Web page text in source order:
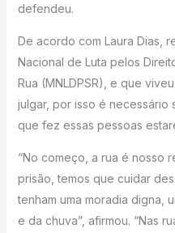
defendeu.
De acordo com Laura Dias,
Nacional de Luta pelos
Rua (MNLDPSR), e que
julgar, por isso é necessário
que fez essas pessoas
“No começo, a rua é nosso
prisão, temos que cuidar
tenham uma moradia digna,
e da chuva”, afirmou. “Nas